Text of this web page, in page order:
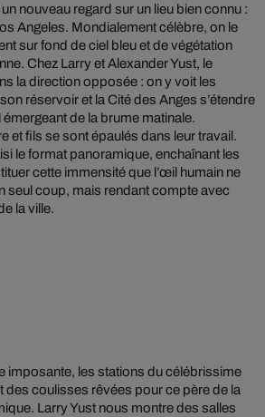
nouveau regard sur un lieu bien connu :
Angeles. Mondialement célèbre, on le
sur fond de ciel bleu et de végétation
Chez Larry et Alexander Yust, le
la direction opposée : on y voit les
réservoir et la Cité des Anges s’étendre
émergeant de la brume matinale.
et fils se sont épaulés dans leur travail.
le format panoramique, enchaînant les
cette immensité que l’œil humain ne
seul coup, mais rendant compte avec
la ville.
imposante, les stations du célébrissime
coulisses rêvées pour ce père de la
Larry Yust nous montre des salles